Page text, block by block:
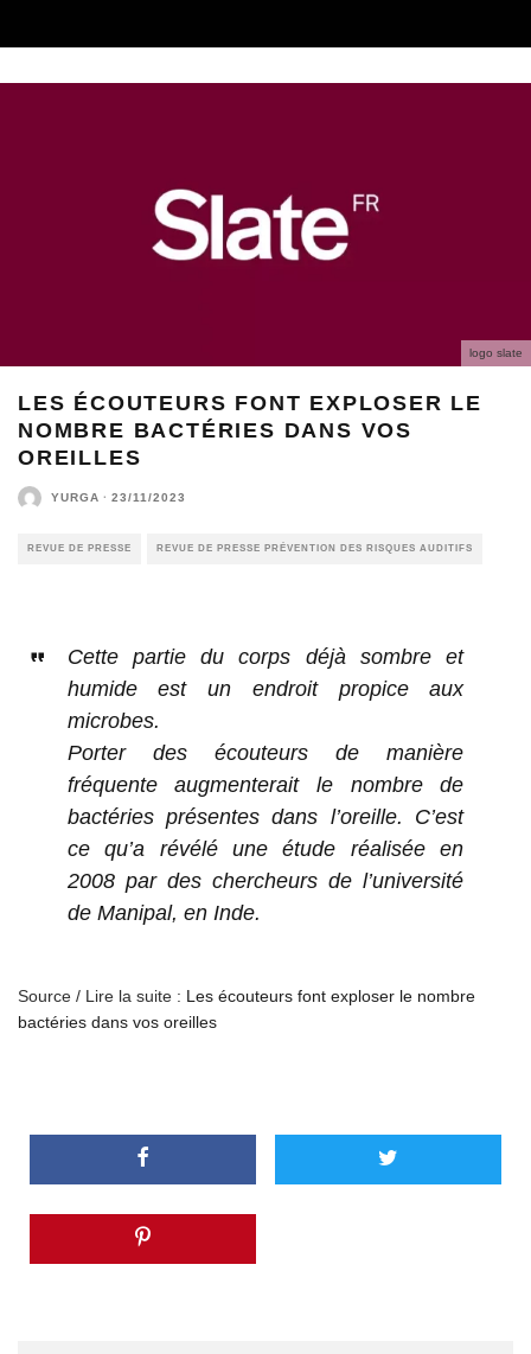
logo slate
LES ÉCOUTEURS FONT EXPLOSER LE
NOMBRE BACTÉRIES DANS VOS
OREILLES
YURGA · 23/11/2023
REVUE DE PRESSE REVUE DE PRESSE PRÉVENTION DES RISQUES AUDITIFS
Cette partie du corps déjà sombre et
humide est un endroit propice aux
microbes.
Porter des écouteurs de manière
fréquente augmenterait le nombre de
bactéries présentes dans l’oreille. C’est
ce qu’a révélé une étude réalisée en
2008 par des chercheurs de l’université
de Manipal, en Inde.
Source / Lire la suite : Les écouteurs font exploser le nombre
bactéries dans vos oreilles